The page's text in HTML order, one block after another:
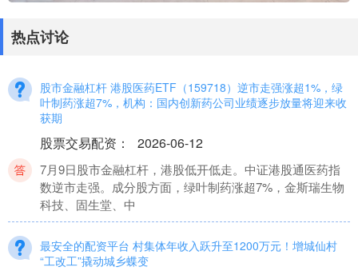
热点讨论
股市金融杠杆 港股医药ETF（159718）逆市走强涨超1%，绿
叶制药涨超7%，机构：国内创新药公司业绩逐步放量将迎来收
获期
股票交易配资 ： 2026-06-12
7月9日股市金融杠杆，港股低开低走。中证港股通医药指
数逆市走强。成分股方面，绿叶制药涨超7%，金斯瑞生物
科技、固生堂、中
最安全的配资平台 村集体年收入跃升至1200万元！增城仙村
“工改工”撬动城乡蝶变